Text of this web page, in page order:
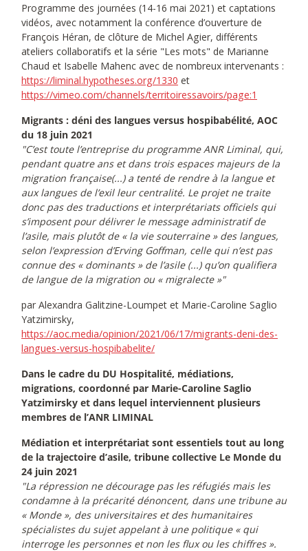
Programme des journées (14-16 mai 2021) et captations
vidéos, avec notamment la conférence d’ouverture de
François Héran, de clôture de Michel Agier, différents
ateliers collaboratifs et la série "Les mots" de Marianne
Chaud et Isabelle Mahenc avec de nombreux intervenants :
https://liminal.hypotheses.org/1330 et
https://vimeo.com/channels/territoiressavoirs/page:1
Migrants : déni des langues versus hospibabélité, AOC
du 18 juin 2021
"C’est toute l’entreprise du programme ANR Liminal, qui,
pendant quatre ans et dans trois espaces majeurs de la
migration française(...) a tenté de rendre à la langue et
aux langues de l’exil leur centralité. Le projet ne traite
donc pas des traductions et interprétariats officiels qui
s’imposent pour délivrer le message administratif de
l’asile, mais plutôt de « la vie souterraine » des langues,
selon l’expression d’Erving Goffman, celle qui n’est pas
connue des « dominants » de l’asile (...) qu’on qualifiera
de langue de la migration ou « migralecte »"
par Alexandra Galitzine-Loumpet et Marie-Caroline Saglio
Yatzimirsky,
https://aoc.media/opinion/2021/06/17/migrants-deni-des-
langues-versus-hospibabelite/
Dans le cadre du DU Hospitalité, médiations,
migrations, coordonné par Marie-Caroline Saglio
Yatzimirsky et dans lequel interviennent plusieurs
membres de l’ANR LIMINAL
Médiation et interprétariat sont essentiels tout au long
de la trajectoire d’asile, tribune collective Le Monde du
24 juin 2021
"La répression ne décourage pas les réfugiés mais les
condamne à la précarité dénoncent, dans une tribune au
« Monde », des universitaires et des humanitaires
spécialistes du sujet appelant à une politique « qui
interroge les personnes et non les flux ou les chiffres ».